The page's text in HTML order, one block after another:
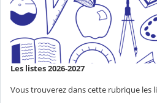
Les listes 2026-2027
Vous trouverez dans cette rubrique les